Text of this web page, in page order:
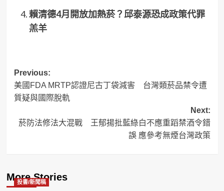
賴清德4月開放加熱菸？邱泰源恐成政策代罪
羔羊
Post
navigation
Previous:
美國FDA MRTP認證尼古丁袋減害 台灣類菸品禁令遭
質疑與國際脫軌
Next:
菸防法修法大混戰 王郁揚批藍綠白不應重蹈禁酒令錯
誤 應參考無煙台灣政策
More Stories
投書/新聞稿